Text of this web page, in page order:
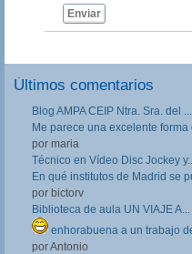
Enviar
Últimos comentarios
Blog AMPA CEIP Ntra. Sra. del ...
Me parece una excelente forma
por maria
Técnico en Vídeo Disc Jockey y...
En qué institutos de Madrid se
por bictorv
Biblioteca de aula UN VIAJE A...
enhorabuena a un trabajo
por Antonio